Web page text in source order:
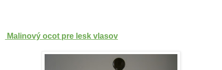
Malinový ocot pre lesk vlasov